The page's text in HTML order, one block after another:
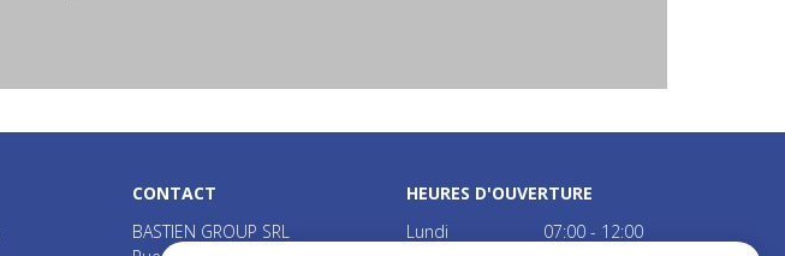
CONTACT
BASTIEN GROUP SRL
HEURES D'OUVERTURE
Lundi
07:00 - 12:00